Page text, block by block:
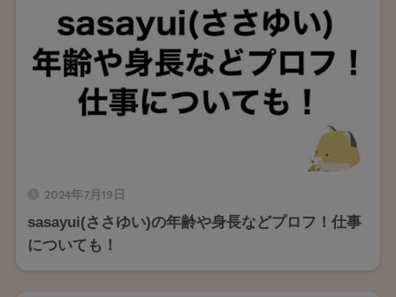
2024年7月19日
sasayui(ささゆい)の年齢や身長などプロフ！仕事
についても！